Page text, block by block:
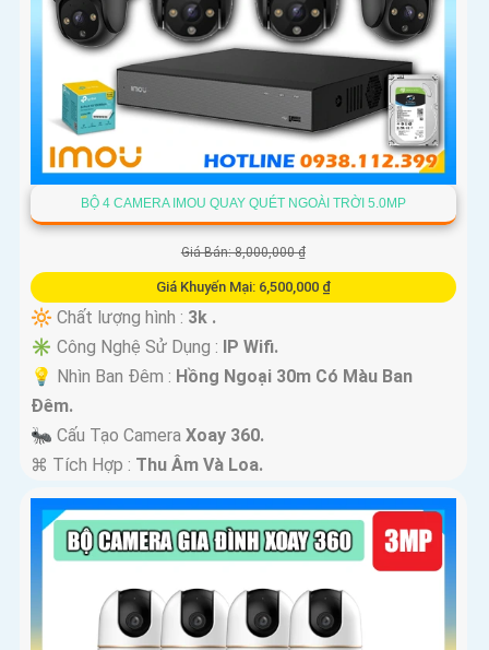
BỘ 4 CAMERA IMOU QUAY QUÉT NGOÀI TRỜI 5.0MP
Giá Bán: 8,000,000 ₫
Giá Khuyến Mại: 6,500,000 ₫
🔆 Chất lượng hình : 3k .
✳️ Công Nghệ Sử Dụng : IP Wifi.
💡 Nhìn Ban Đêm : Hồng Ngoại 30m Có Màu Ban
Ðêm.
🐜 Cấu Tạo Camera Xoay 360.
️⌘ Tích Hợp : Thu Âm Và Loa.